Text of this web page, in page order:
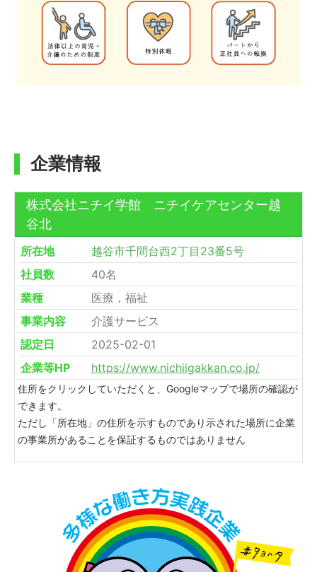
企業情報
株式会社ニチイ学館 ニチイケアセンター越
谷北
所在地
越谷市千間台西2丁目23番5号
社員数
40名
業種
医療，福祉
事業内容
介護サービス
認定日
2025-02-01
企業等HP
https://www.nichiigakkan.co.jp/
住所をクリックしていただくと、Googleマップで場所の確認が
できます。
ただし「所在地」の住所を示すものであり示された場所に企業
の事業所があることを保証するものではありません